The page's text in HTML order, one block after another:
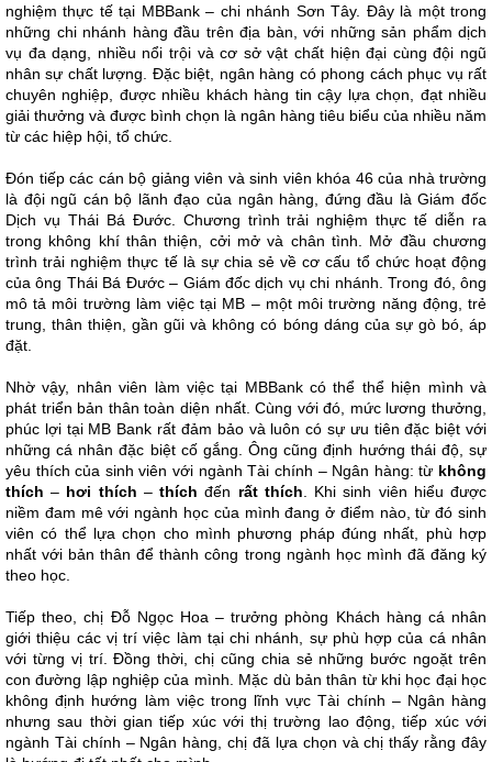
nghiệm thực tế tại MBBank – chi nhánh Sơn Tây. Đây là một trong
những chi nhánh hàng đầu trên địa bàn, với những sản phẩm dịch
vụ đa dạng, nhiều nổi trội và cơ sở vật chất hiện đại cùng đội ngũ
nhân sự chất lượng. Đặc biệt, ngân hàng có phong cách phục vụ rất
chuyên nghiệp, được nhiều khách hàng tin cậy lựa chọn, đạt nhiều
giải thưởng và được bình chọn là ngân hàng tiêu biểu của nhiều năm
từ các hiệp hội, tổ chức.
Đón tiếp các cán bộ giảng viên và sinh viên khóa 46 của nhà trường
là đội ngũ cán bộ lãnh đạo của ngân hàng, đứng đầu là Giám đốc
Dịch vụ Thái Bá Đước. Chương trình trải nghiệm thực tế diễn ra
trong không khí thân thiện, cởi mở và chân tình. Mở đầu chương
trình trải nghiệm thực tế là sự chia sẻ về cơ cấu tổ chức hoạt động
của ông Thái Bá Đước – Giám đốc dịch vụ chi nhánh. Trong đó, ông
mô tả môi trường làm việc tại MB – một môi trường năng động, trẻ
trung, thân thiện, gần gũi và không có bóng dáng của sự gò bó, áp
đặt.
Nhờ vậy, nhân viên làm việc tại MBBank có thể thể hiện mình và
phát triển bản thân toàn diện nhất. Cùng với đó, mức lương thưởng,
phúc lợi tại MB Bank rất đảm bảo và luôn có sự ưu tiên đặc biệt với
những cá nhân đặc biệt cố gắng. Ông cũng định hướng thái độ, sự
yêu thích của sinh viên với ngành Tài chính – Ngân hàng: từ không
thích – hơi thích –thích đến rất thích . Khi sinh viên hiểu được
niềm đam mê với ngành học của mình đang ở điểm nào, từ đó sinh
viên có thể lựa chọn cho mình phương pháp đúng nhất, phù hợp
nhất với bản thân để thành công trong ngành học mình đã đăng ký
theo học.
Tiếp theo, chị Đỗ Ngọc Hoa – trưởng phòng Khách hàng cá nhân
giới thiệu các vị trí việc làm tại chi nhánh, sự phù hợp của cá nhân
với từng vị trí. Đồng thời, chị cũng chia sẻ những bước ngoặt trên
con đường lập nghiệp của mình. Mặc dù bản thân từ khi học đại học
không định hướng làm việc trong lĩnh vực Tài chính – Ngân hàng
nhưng sau thời gian tiếp xúc với thị trường lao động, tiếp xúc với
ngành Tài chính – Ngân hàng, chị đã lựa chọn và chị thấy rằng đây